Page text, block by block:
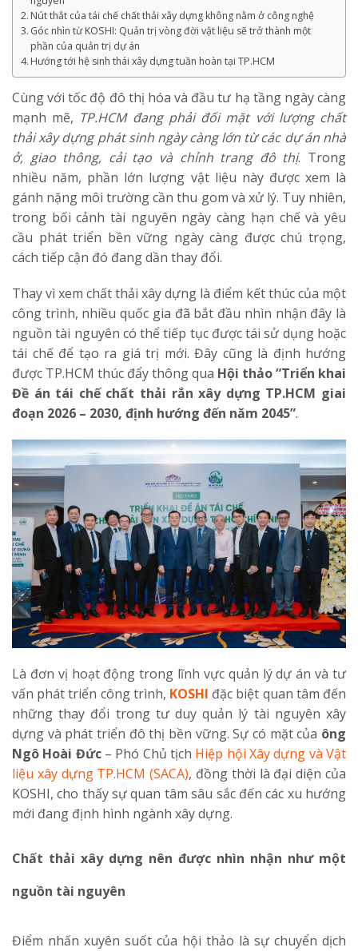
Nút thắt của tái chế chất thải xây dựng không nằm ở công nghệ
Góc nhìn từ KOSHI: Quản trị vòng đời vật liệu sẽ trở thành một
phần của quản trị dự án
Hướng tới hệ sinh thái xây dựng tuần hoàn tại TP.HCM
Cùng với tốc độ đô thị hóa và đầu tư hạ tầng ngày càng
mạnh mẽ, TP.HCM đang phải đối mặt với lượng chất
thải xây dựng phát sinh ngày càng lớn từ các dự án nhà
ở, giao thông, cải tạo và chỉnh trang đô thị. Trong
nhiều năm, phần lớn lượng vật liệu này được xem là
gánh nặng môi trường cần thu gom và xử lý. Tuy nhiên,
trong bối cảnh tài nguyên ngày càng hạn chế và yêu
cầu phát triển bền vững ngày càng được chú trọng,
cách tiếp cận đó đang dần thay đổi.
Thay vì xem chất thải xây dựng là điểm kết thúc của một
công trình, nhiều quốc gia đã bắt đầu nhìn nhận đây là
nguồn tài nguyên có thể tiếp tục được tái sử dụng hoặc
tái chế để tạo ra giá trị mới. Đây cũng là định hướng
được TP.HCM thúc đẩy thông qua Hội thảo “Triển khai
Đề án tái chế chất thải rắn xây dựng TP.HCM giai
đoạn 2026 – 2030, định hướng đến năm 2045”.
Là đơn vị hoạt động trong lĩnh vực quản lý dự án và tư
vấn phát triển công trình, KOSHI đặc biệt quan tâm đến
những thay đổi trong tư duy quản lý tài nguyên xây
dựng và phát triển đô thị bền vững. Sự có mặt của ông
Ngô Hoài Đức– Phó Chủ tịch Hiệp hội Xây dựng và Vật
liệu xây dựng TP.HCM (SACA), đồng thời là đại diện của
KOSHI, cho thấy sự quan tâm sâu sắc đến các xu hướng
mới đang định hình ngành xây dựng.
Chất thải xây dựng nên được nhìn nhận như một
nguồn tài nguyên
Điểm nhấn xuyên suốt của hội thảo là sự chuyển dịch